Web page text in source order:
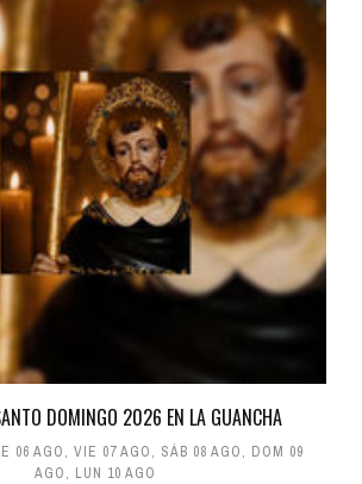
DOMINGO 2026 EN LA GUANCHA
06 AGO, VIE 07 AGO, SÁB 08 AGO, DOM 09
AGO, LUN 10 AGO